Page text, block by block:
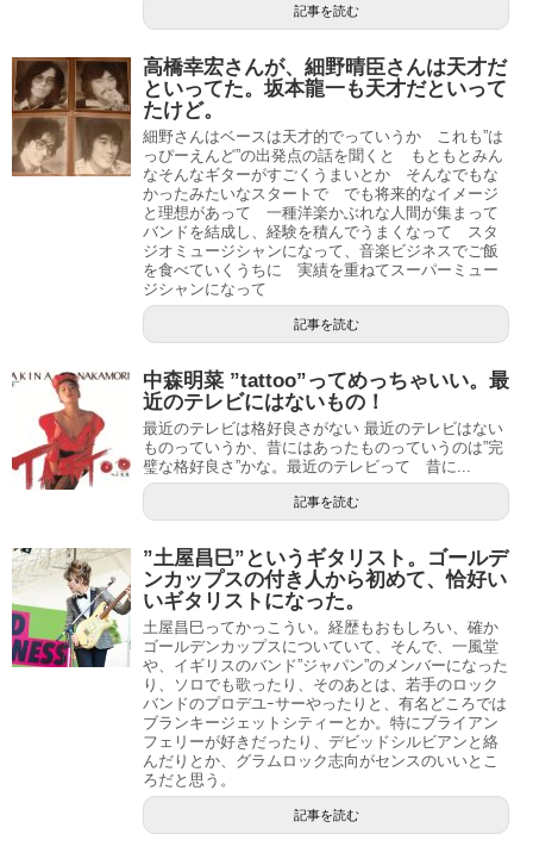
記事を読む
高橋幸宏さんが、細野晴臣さんは天才だ
といってた。坂本龍一も天才だといって
たけど。
細野さんはベースは天才的でっていうか これも”は
っぴーえんど”の出発点の話を聞くと もともとみん
なそんなギターがすごくうまいとか そんなでもな
かったみたいなスタートで でも将来的なイメージ
と理想があって 一種洋楽かぶれな人間が集まって
バンドを結成し、経験を積んでうまくなって スタ
ジオミュージシャンになって、音楽ビジネスでご飯
を食べていくうちに 実績を重ねてスーパーミュー
ジシャンになって
記事を読む
中森明菜 ”tattoo”ってめっちゃいい。最
近のテレビにはないもの！
最近のテレビは格好良さがない 最近のテレビはない
ものっていうか、昔にはあったものっていうのは”完
璧な格好良さ”かな。最近のテレビって 昔に...
記事を読む
”土屋昌巳”というギタリスト。ゴールデ
ンカップスの付き人から初めて、恰好い
いギタリストになった。
土屋昌巳ってかっこうい。経歴もおもしろい、確か
ゴールデンカップスについていて、そんで、一風堂
や、イギリスのバンド”ジャパン”のメンバーになった
り、ソロでも歌ったり、そのあとは、若手のロック
バンドのプロデユｰサーやったりと、有名どころでは
ブランキージェットシティーとか。特にブライアン
フェリーが好きだったり、デビッドシルビアンと絡
んだりとか、グラムロック志向がセンスのいいとこ
ろだと思う。
記事を読む